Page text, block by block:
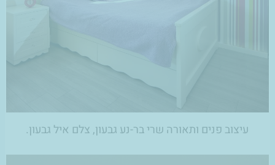
עיצוב פנים ותאורה שרי בר-נע גבעון, צלם איל גבעון.